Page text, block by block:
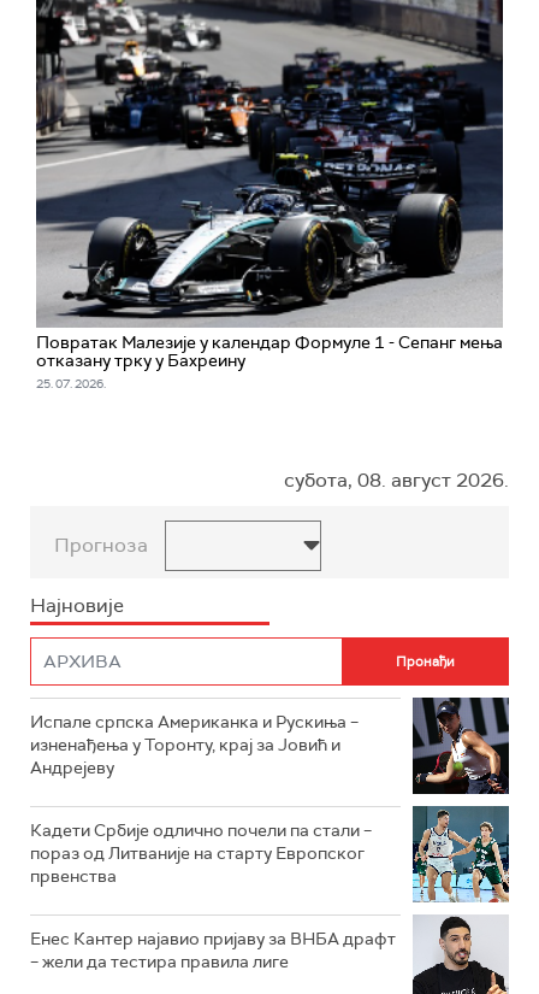
Повратак Малезије у календар Формуле 1 - Сепанг мења
отказану трку у Бахреину
25. 07. 2026.
субота, 08. август 2026.
Прогноза
Најновије
Испале српска Американка и Рускиња –
изненађења у Торонту, крај за Јовић и
Андрејеву
Кадети Србије одлично почели па стали –
пораз од Литваније на старту Европског
првенства
Енес Кантер најавио пријаву за ВНБА драфт
– жели да тестира правила лиге